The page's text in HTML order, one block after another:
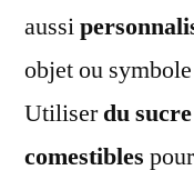
aussi
objet ou
Utiliserdu
comestibles